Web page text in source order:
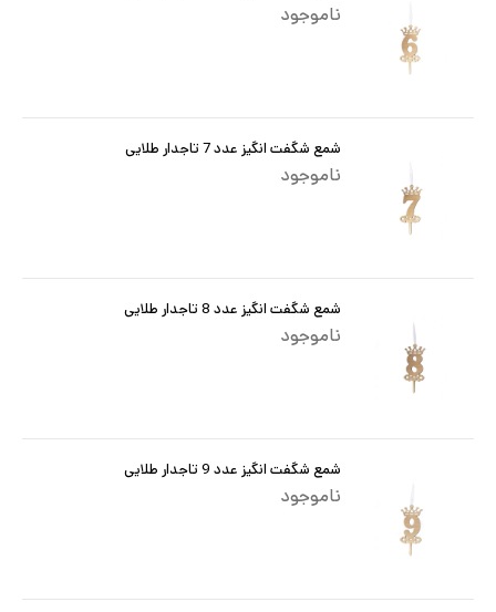
ناموجود
شمع شگفت انگیز عدد 7 تاجدار طلایی
ناموجود
شمع شگفت انگیز عدد 8 تاجدار طلایی
ناموجود
شمع شگفت انگیز عدد 9 تاجدار طلایی
ناموجود